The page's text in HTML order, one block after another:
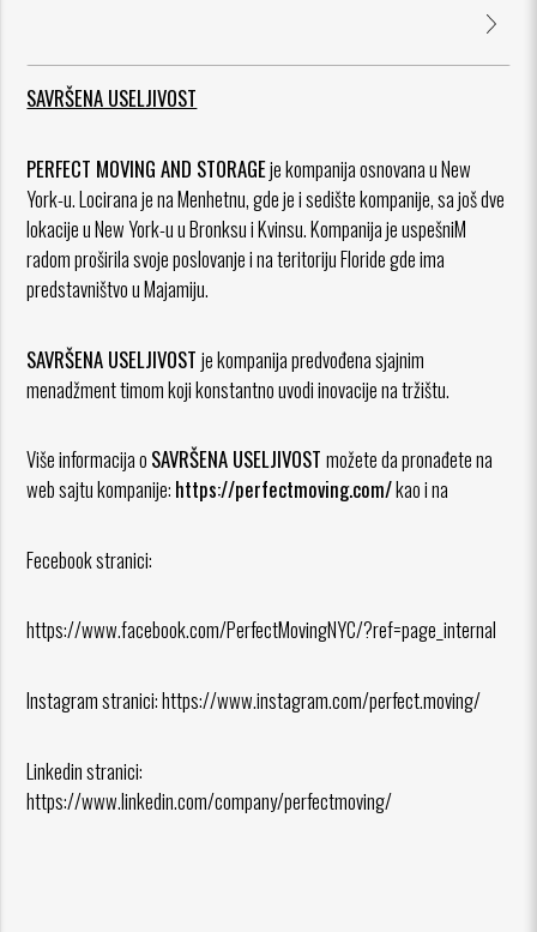
SAVRŠENA USELJIVOST
PERFECT MOVING AND STORAGEje kompanija osnovana u New
York-u. Locirana je na Menhetnu, gde je i sedište kompanije, sa još dve
lokacije u New York-u u Bronksu i Kvinsu. Kompanija je uspešniM
radom proširila svoje poslovanje i na teritoriju Floride gde ima
predstavništvo u Majamiju.
SAVRŠENA USELJIVOSTje kompanija predvođena sjajnim
menadžment timom koji konstantno uvodi inovacije na tržištu.
Više informacija o SAVRŠENA USELJIVOSTmožete da pronađete na
web sajtu kompanije: https://perfectmoving.com/kao i na
Fecebook stranici:
https://www.facebook.com/PerfectMovingNYC/?ref=page_internal
Instagram stranici:https://www.instagram.com/perfect.moving/
Linkedin stranici:
https://www.linkedin.com/company/perfectmoving/